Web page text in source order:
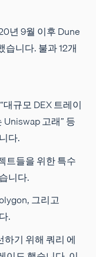
년 9월 이후 Dune
니다. 불과 12개
규모 DEX 트레이
고래” 등
다.
트들을 위한 특수
니다.
그리고
.
기 위해 쿼리 에